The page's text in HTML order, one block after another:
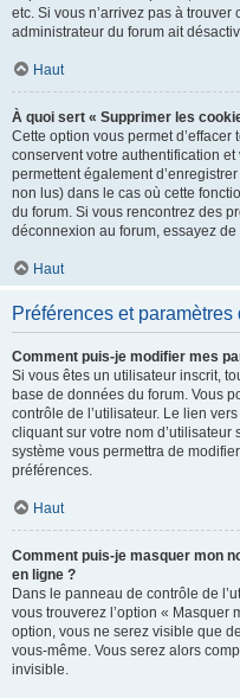
etc. Si vous n’arrivez pas à trouver
administrateur du forum ait
Haut
À quoi sert « Supprimer les
Cette option vous permet
conservent votre authentification
permettent également
non lus) dans le cas où cette
du forum. Si vous rencontrez des
déconnexion au forum, essayez
Haut
Préférences et
Comment puis-je modifier mes
Si vous êtes un utilisateur inscrit,
base de données du forum. Vous
contrôle de l’utilisateur. Le lien
cliquant sur votre nom
système vous permettra de
préférences.
Haut
Comment puis-je masquer mon
en ligne ?
Dans le panneau de contrôle de
vous trouverez l’option « Masquer
option, vous ne serez visible que
vous-même. Vous serez alors
invisible.